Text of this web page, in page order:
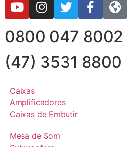
0800 047 8002
(47) 3531 8800
Caixas
Amplificadores
Caixas de Embutir
Mesa de Som